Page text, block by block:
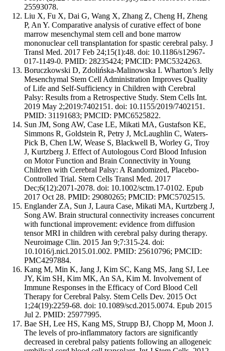
25593078.
Liu X, Fu X, Dai G, Wang X, Zhang Z, Cheng H, Zheng
P, An Y. Comparative analysis of curative effect of bone
marrow mesenchymal stem cell and bone marrow
mononuclear cell transplantation for spastic cerebral palsy. J
Transl Med. 2017 Feb 24;15(1):48. doi: 10.1186/s12967-
017-1149-0. PMID: 28235424; PMCID: PMC5324263.
Boruczkowski D, Zdolińska-Malinowska I. Wharton’s Jelly
Mesenchymal Stem Cell Administration Improves Quality
of Life and Self-Sufficiency in Children with Cerebral
Palsy: Results from a Retrospective Study. Stem Cells Int.
2019 May 2;2019:7402151. doi: 10.1155/2019/7402151.
PMID: 31191683; PMCID: PMC6525822.
Sun JM, Song AW, Case LE, Mikati MA, Gustafson KE,
Simmons R, Goldstein R, Petry J, McLaughlin C, Waters-
Pick B, Chen LW, Wease S, Blackwell B, Worley G, Troy
J, Kurtzberg J. Effect of Autologous Cord Blood Infusion
on Motor Function and Brain Connectivity in Young
Children with Cerebral Palsy: A Randomized, Placebo-
Controlled Trial. Stem Cells Transl Med. 2017
Dec;6(12):2071-2078. doi: 10.1002/sctm.17-0102. Epub
2017 Oct 28. PMID: 29080265; PMCID: PMC5702515.
Englander ZA, Sun J, Laura Case, Mikati MA, Kurtzberg J,
Song AW. Brain structural connectivity increases concurrent
with functional improvement: evidence from diffusion
tensor MRI in children with cerebral palsy during therapy.
Neuroimage Clin. 2015 Jan 9;7:315-24. doi:
10.1016/j.nicl.2015.01.002. PMID: 25610796; PMCID:
PMC4297884.
Kang M, Min K, Jang J, Kim SC, Kang MS, Jang SJ, Lee
JY, Kim SH, Kim MK, An SA, Kim M. Involvement of
Immune Responses in the Efficacy of Cord Blood Cell
Therapy for Cerebral Palsy. Stem Cells Dev. 2015 Oct
1;24(19):2259-68. doi: 10.1089/scd.2015.0074. Epub 2015
Jul 2. PMID: 25977995.
Bae SH, Lee HS, Kang MS, Strupp BJ, Chopp M, Moon J.
The levels of pro-inflammatory factors are significantly
decreased in cerebral palsy patients following an allogeneic